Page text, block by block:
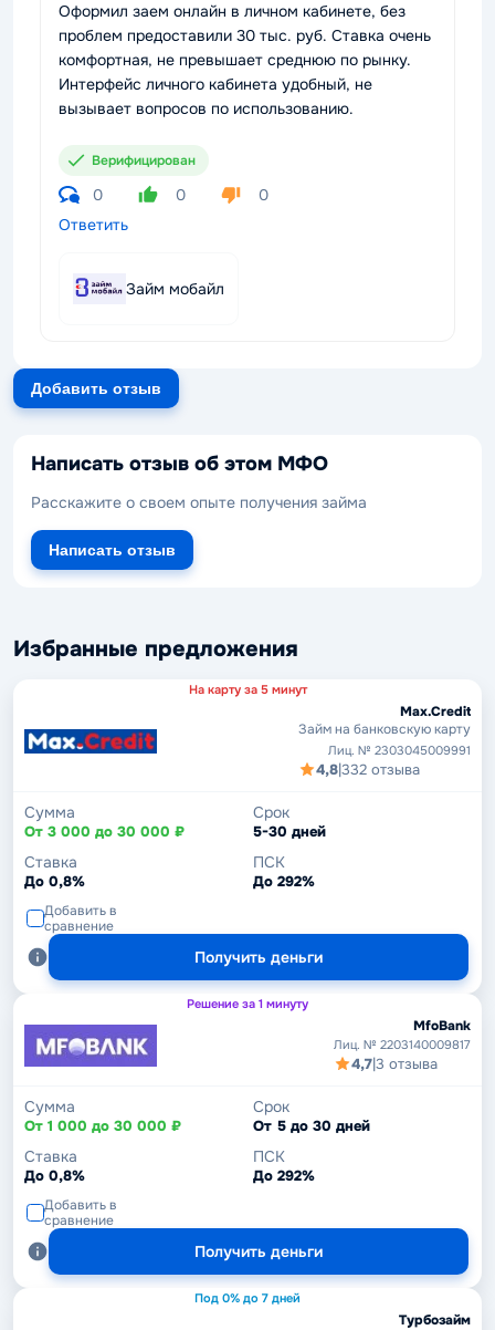
Оформил заем онлайн в личном кабинете, без
проблем предоставили 30 тыс. руб. Ставка очень
комфортная, не превышает среднюю по рынку.
Интерфейс личного кабинета удобный, не
вызывает вопросов по использованию.
Верифицирован
0 0
0
Ответить
Займ мобайл
Добавить отзыв
Написать отзыв об этом МФО
Расскажите о своем опыте получения займа
Написать отзыв
Избранные предложения
На карту за 5 минут
Max.Credit
Займ на банковскую карту
Лиц. № 2303045009991
4,8|332 отзыва
Сумма
От 3 000 до 30 000 ₽
Срок
5-30 дней
Ставка
До 0,8%
ПСК
До 292%
Добавить в
сравнение
Получить деньги
Решение за 1 минуту
MfoBank
Лиц. № 2203140009817
4,7|3 отзыва
Сумма
От 1 000 до 30 000 ₽
Срок
От 5 до 30 дней
Ставка
До 0,8%
ПСК
До 292%
Добавить в
сравнение
Получить деньги
Под 0% до 7 дней
Турбозайм